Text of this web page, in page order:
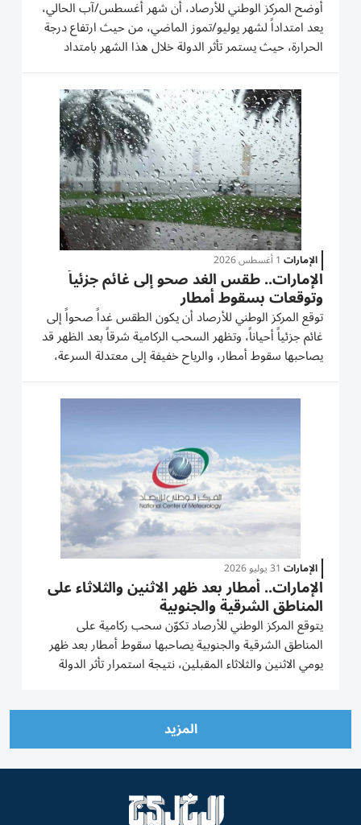
أوضح المركز الوطني للأرصاد، أن شهر أغسطس/آب الحالي،
يعد امتداداً لشهر يوليو/تموز الماضي، من حيث ارتفاع درجة
الحرارة، حيث يستمر تأثر الدولة خلال هذا الشهر بامتداد
المنخفض الموسمي الهندي، وكذلك المنخفضات الحرارية
من الجنوب الغربي، والتي تؤدي إلى ارتفاع ملحوظ في
درجة...
الإمارات 1 أغسطس 2026
الإمارات.. طقس الغد صحو إلى غائم جزئياً
وتوقعات بسقوط أمطار
توقع المركز الوطني للأرصاد أن يكون الطقس غداً صحواً إلى
غائم جزئياً أحياناً، وتظهر السحب الركامية شرقاً بعد الظهر قد
يصاحبها سقوط أمطار، والرياح خفيفة إلى معتدلة السرعة،
تنشط أحياناً جنوبية شرقية - شمالية غربية / 10 إلى 25 تصل
الإمارات 31 يوليو 2026
الإمارات.. أمطار بعد ظهر الاثنين والثلاثاء على
المناطق الشرقية والجنوبية
يتوقع المركز الوطني للأرصاد تكوّن سحب ركامية على
المناطق الشرقية والجنوبية يصاحبها سقوط أمطار بعد ظهر
يومي الاثنين والثلاثاء المقبلين، نتيجة استمرار تأثر الدولة
المزيد